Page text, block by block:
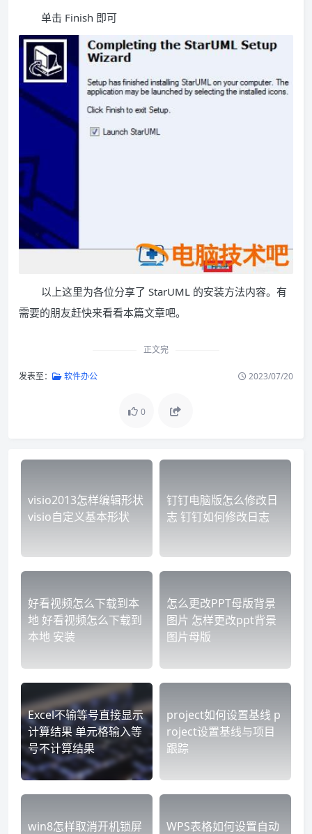
单击 Finish 即可
以上这里为各位分享了 StarUML 的安装方法内容。有
需要的朋友赶快来看看本篇文章吧。
正文完
发表至： 软件办公 2023/07/20
0
visio2013怎样编辑形状
visio自定义基本形状
钉钉电脑版怎么修改日
志 钉钉如何修改日志
好看视频怎么下载到本
地 好看视频怎么下载到
本地 安装
怎么更改PPT母版背景
图片 怎样更改ppt背景
图片母版
Excel不输等号直接显示
计算结果 单元格输入等
号不计算结果
project如何设置基线 p
roject设置基线与项目
跟踪
win8怎样取消开机锁屏 WPS表格如何设置自动